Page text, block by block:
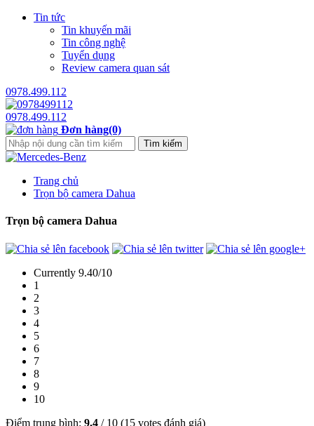
Tin tức
Tin khuyến mãi
Tin công nghệ
Tuyển dụng
Review camera quan sát
0978.499.112
0978.499.112
Đơn hàng(0)
Trang chủ
Trọn bộ camera Dahua
Trọn bộ camera Dahua
Currently 9.40/10
1
2
3
4
5
6
7
8
9
10
Điểm trung bình: 9.4 / 10 (15 votes đánh giá)